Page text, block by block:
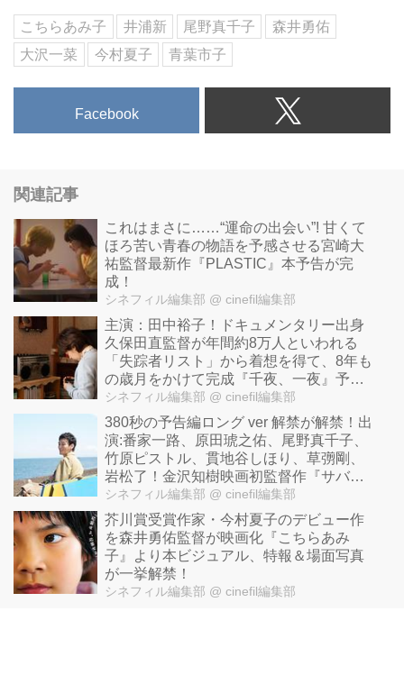
こちらあみ子 井浦新 尾野真千子
森井勇佑
大沢一菜
今村夏子 青葉市子
Facebook
関連記事
これはまさに……“運命の出会い”! 甘くて
ほろ苦い青春の物語を予感させる宮崎大
祐監督最新作『PLASTIC』本予告が完
成！
シネフィル編集部 @ cinefil編集部
主演：田中裕子！ドキュメンタリー出⾝
久保田直監督が年間約8万人といわれる
「失踪者リスト」から着想を得て、8年も
の歳⽉をかけて完成『千夜、一夜』予告
完成！
シネフィル編集部 @ cinefil編集部
380秒の予告編ロング ver 解禁が解禁！出
演:番家一路、原田琥之佑、尾野真千子、
竹原ピストル、貫地谷しほり、草彅剛、
岩松了！金沢知樹映画初監督作『サバカ
ンSABAKAN』
シネフィル編集部 @ cinefil編集部
芥川賞受賞作家・今村夏子のデビュー作
を森井勇佑監督が映画化『こちらあみ
子』より本ビジュアル、特報＆場面写真
が一挙解禁！
シネフィル編集部 @ cinefil編集部